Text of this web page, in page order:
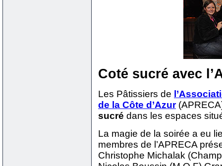
Coté sucré avec
Les Pâtissiers de
de la Côte d’Azur
sucré dans les espaces
La magie de la soirée a eu
membres de l’APRECA
Christophe Michalak